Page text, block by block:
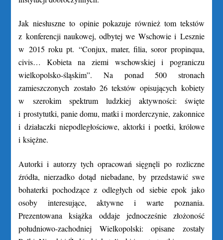
Jak niesłuszne to opinie pokazuje również tom tekstów
z konferencji naukowej, odbytej we Wschowie i Lesznie
w 2015 roku pt. “Conjux, mater, filia, soror propinqua,
civis… Kobieta na ziemi wschowskiej i pograniczu
wielkopolsko-śląskim”. Na ponad 500 stronach
zamieszczonych zostało 26 tekstów opisujących kobiety
w szerokim spektrum ludzkiej aktywności: święte
i prostytutki, panie domu, matki i morderczynie, zakonnice
i działaczki niepodległościowe, aktorki i poetki, królowe
i księżne.
Autorki i autorzy tych opracowań sięgnęli po rozliczne
źródła, nierzadko dotąd niebadane, by przedstawić swe
bohaterki pochodzące z odległych od siebie epok jako
osoby interesujące, aktywne i warte poznania.
Prezentowana książka oddaje jednocześnie złożoność
południowo-zachodniej Wielkopolski: opisane zostały